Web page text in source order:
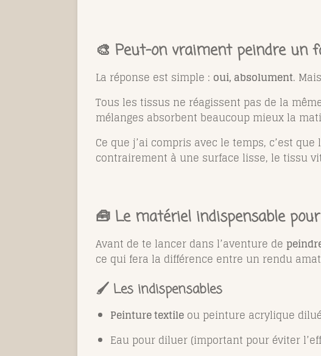
🎨 Peut-on vraiment peindre un
La réponse est simple : oui, absolument.
Tous les tissus ne réagissent pas de la
mélanges absorbent beaucoup mieux la
Ce que j’ai compris avec le temps, c’est
contrairement à une surface lisse, le tissu
🧰 Le matériel indispensable
Avant de te lancer dans l’aventure de
ce qui fera la différence entre un rendu
🖌️ Les indispensables
Peinture textile ou peinture acrylique
Eau pour diluer (important pour éviter